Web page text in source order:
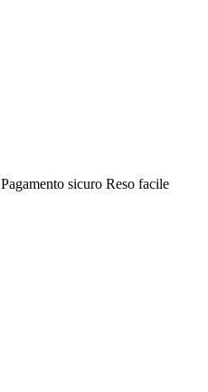
Pagamento sicuro Reso facile